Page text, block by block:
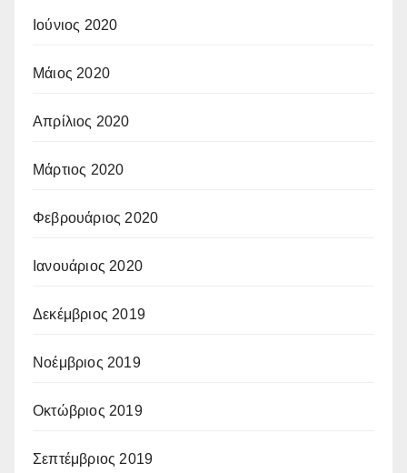
Ιούνιος 2020
Μάιος 2020
Απρίλιος 2020
Μάρτιος 2020
Φεβρουάριος 2020
Ιανουάριος 2020
Δεκέμβριος 2019
Νοέμβριος 2019
Οκτώβριος 2019
Σεπτέμβριος 2019